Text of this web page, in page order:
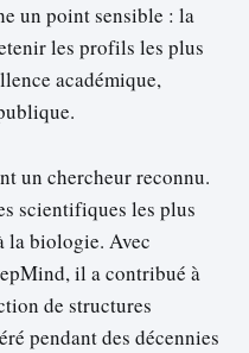
un point sensible : la
les profils les plus
académique,
un chercheur reconnu.
scientifiques les plus
la biologie. Avec
il a contribué à
de structures
pendant des décennies